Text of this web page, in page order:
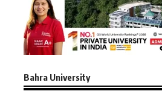
Bahra University